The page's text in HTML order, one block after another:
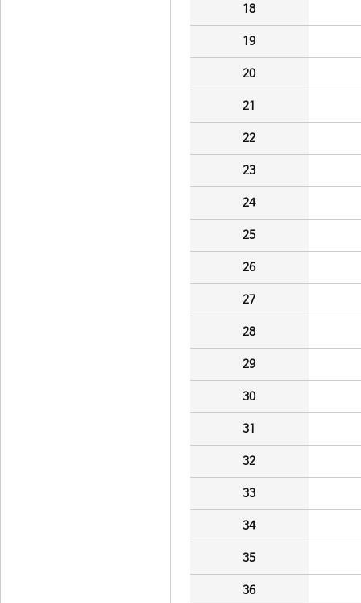
18
19
20
21
22
23
24
25
26
27
28
29
30
31
32
33
34
35
36